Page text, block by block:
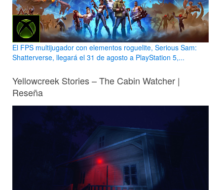
El FPS multijugador con elementos roguelite, Serious Sam:
Shatterverse, llegará el 31 de agosto a PlayStation 5,...
Yellowcreek Stories – The Cabin Watcher |
Reseña